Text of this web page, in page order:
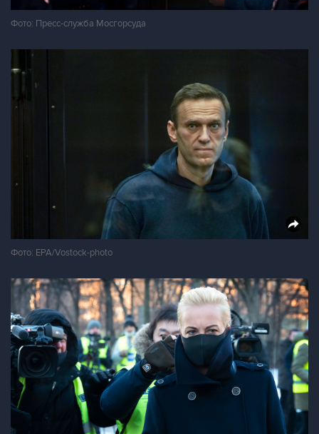
Фото: Пресс-служба Мосгорсуда
Фото: EPA/Vostock-photo